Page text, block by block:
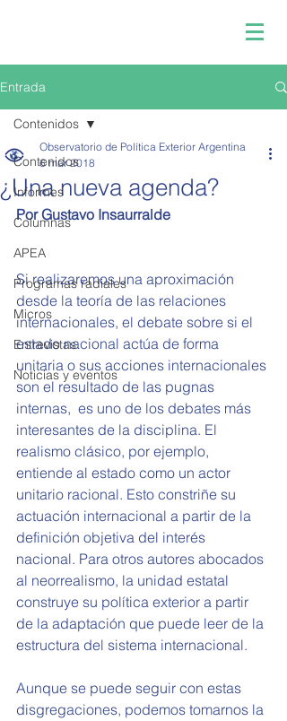
Entrada
Contenidos
Informes
Columnas
APEA
Programas radiales
Micros
Entrevistas
Noticias y eventos
Contenidos
¿Una nueva agenda?
Observatorio de Política Exterior Argentina
6 mar 2018
Por Gustavo Insaurralde
Si realizaremos una aproximación
desde la teoría de las relaciones
internacionales, el debate sobre si el
estado nacional actúa de forma
unitaria o sus acciones internacionales
son el resultado de las pugnas
internas,  es uno de los debates más
interesantes de la disciplina. El
realismo clásico, por ejemplo,
entiende al estado como un actor
unitario racional. Esto constriñe su
actuación internacional a partir de la
definición objetiva del interés
nacional. Para otros autores abocados
al neorrealismo, la unidad estatal
construye su política exterior a partir
de la adaptación que puede leer de la
estructura del sistema internacional.
Aunque se puede seguir con estas
disgregaciones, podemos tomarnos la